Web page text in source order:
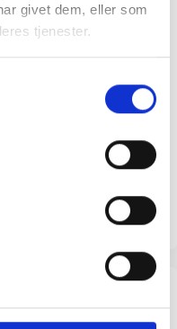
givet dem, eller som
tjenester.
GLA:D